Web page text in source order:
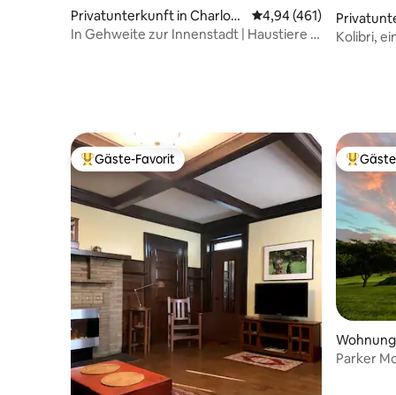
Privatunterkunft in Charlott
esville
Durchschnittliche
4,94 (461)
In Gehweite zur Innenstadt | Haustiere |
sville
Kolibri,
Beliebter Gäste-Favorit.
Gäste-Favorit
Parker